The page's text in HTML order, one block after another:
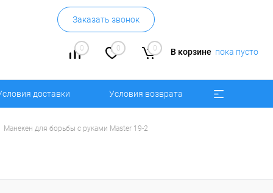
Заказать звонок
0 0 0 В корзине пока пусто
доставки Условия возврата
Манекен для борьбы с руками Master 19-2